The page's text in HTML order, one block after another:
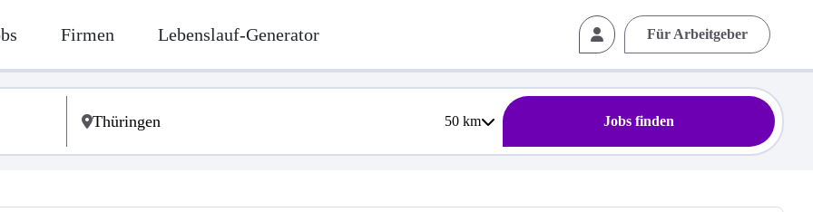
Firmen Lebenslauf-Generator Für Arbeitgeber
50km Jobs finden